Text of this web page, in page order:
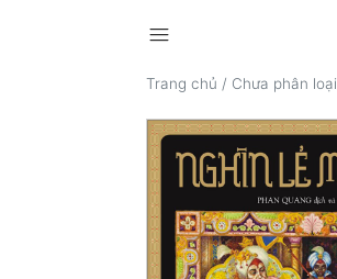
menu
Trang chủ / Chưa phân loại